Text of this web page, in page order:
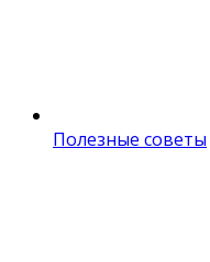
Полезные советы